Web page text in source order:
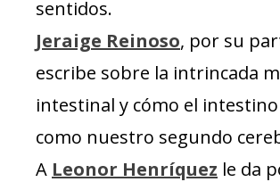
sentidos.
Jeraige Reinoso, por su
escribe sobre la intrincada
intestinal y cómo el
como nuestro segundo
A Leonor Henríquez le da